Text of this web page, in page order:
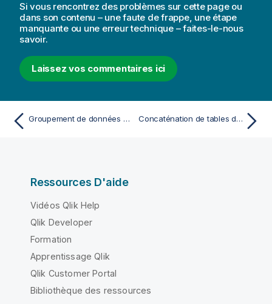
Si vous rencontrez des problèmes sur cette page ou
dans son contenu – une faute de frappe, une étape
manquante ou une erreur technique – faites-le-nous
savoir.
Laissez vos commentaires ici
Groupement de données de mesure en plages Concaténation de tables dans le Gestionnaire de données
Ressources D'aide
Vidéos Qlik Help
Qlik Developer
Formation
Apprentissage Qlik
Qlik Customer Portal
Bibliothèque des ressources